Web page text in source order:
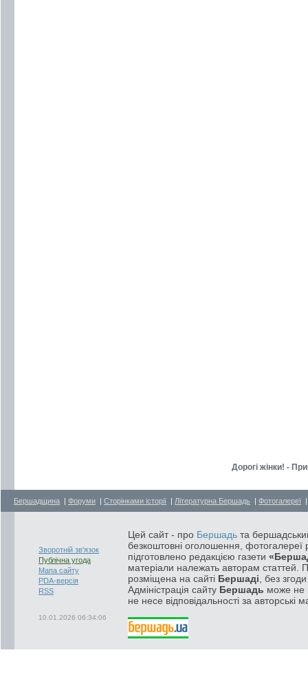
Дорогі жінки! -
Бершадщина | Форуми | Сторінками історії | Літературна Бершадь | Фотогалереї
Зворотній зв'язок
Публічна угода
Мапа сайту
PDA-версія
RSS
10.01.2026 06:34:06
Цей сайт - про Бершадь та
безкоштовні оголошення, фотогалереї
підготовлено редакцією газети
матеріали належать авторам статтей.
розміщена на сайті Бершаді , без
Адміністрація сайту Бершадь може не
не несе відповідальності за авторські